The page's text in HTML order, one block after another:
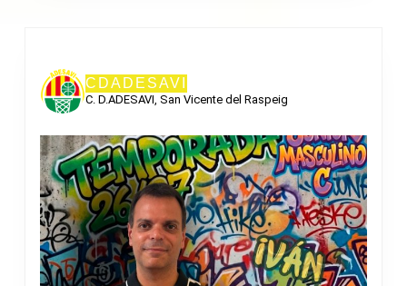
CDADESAVI
C. D.ADESAVI, San Vicente del Raspeig